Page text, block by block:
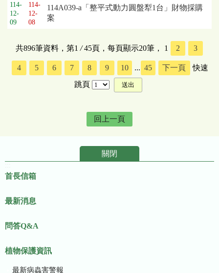
114-
12-
09
114-
12-
08
114A039-a「整平式動力圓盤犁1台」財物採購
案
共896筆資料，第1 /45頁，每頁顯示20筆， 1 2 3
4 5 6 7 8 9 10 ... 45 下一頁
快速
跳頁
回上一頁
關閉
首長信箱
最新消息
問答Q&A
植物保護資訊
最新病蟲害警報